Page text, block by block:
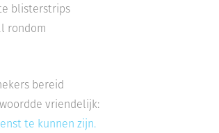
blisterstrips
rondom
bereid
vriendelijk:
te kunnen zijn.